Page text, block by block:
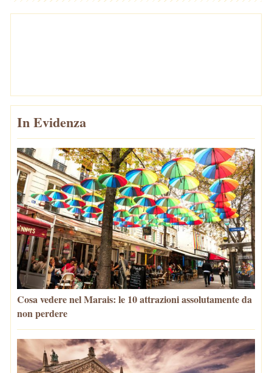
In Evidenza
Cosa vedere nel Marais: le 10 attrazioni assolutamente da
non perdere